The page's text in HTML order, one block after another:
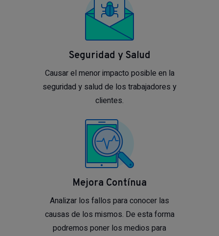
Seguridad y Salud
Causar el menor impacto posible en la
seguridad y salud de los trabajadores y
clientes.
Mejora Contínua
Analizar los fallos para conocer las
causas de los mismos. De esta forma
podremos poner los medios para